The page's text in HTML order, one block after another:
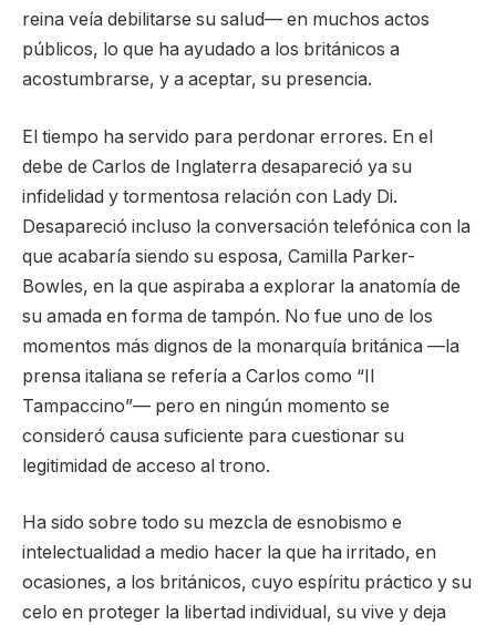
reina veía debilitarse su salud— en muchos actos
públicos, lo que ha ayudado a los británicos a
acostumbrarse, y a aceptar, su presencia.
El tiempo ha servido para perdonar errores. En el
debe de Carlos de Inglaterra desapareció ya su
infidelidad y tormentosa relación con Lady Di.
Desapareció incluso la conversación telefónica con la
que acabaría siendo su esposa, Camilla Parker-
Bowles, en la que aspiraba a explorar la anatomía de
su amada en forma de tampón. No fue uno de los
momentos más dignos de la monarquía británica —la
prensa italiana se refería a Carlos como “Il
Tampaccino”— pero en ningún momento se
consideró causa suficiente para cuestionar su
legitimidad de acceso al trono.
Ha sido sobre todo su mezcla de esnobismo e
intelectualidad a medio hacer la que ha irritado, en
ocasiones, a los británicos, cuyo espíritu práctico y su
celo en proteger la libertad individual, su vive y deja